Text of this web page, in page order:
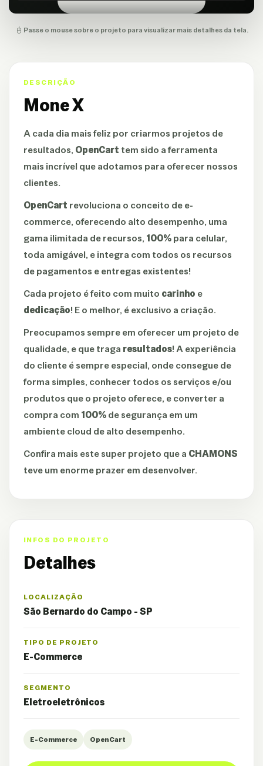
Passe o mouse sobre o projeto para visualizar mais detalhes da tela.
DESCRIÇÃO
Mone X
A cada dia mais feliz por criarmos projetos de
resultados, OpenCart tem sido a ferramenta
mais incrível que adotamos para oferecer nossos
clientes.
OpenCart revoluciona o conceito de e-
commerce, oferecendo alto desempenho, uma
gama ilimitada de recursos, 100%para celular,
toda amigável, e integra com todos os recursos
de pagamentos e entregas existentes!
Cada projeto é feito com muito carinho e
dedicação! E o melhor, é exclusivo a criação.
Preocupamos sempre em oferecer um projeto de
qualidade, e que traga resultados! A experiência
do cliente é sempre especial, onde consegue de
forma simples, conhecer todos os serviços e/ou
produtos que o projeto oferece, e converter a
compra com 100%de segurança em um
ambiente cloud de alto desempenho.
Confira mais este super projeto que a CHAMONS
teve um enorme prazer em desenvolver.
INFOS DO PROJETO
Detalhes
LOCALIZAÇÃO
São Bernardo do Campo - SP
TIPO DE PROJETO
E-Commerce
SEGMENTO
Eletroeletrônicos
E-Commerce OpenCart